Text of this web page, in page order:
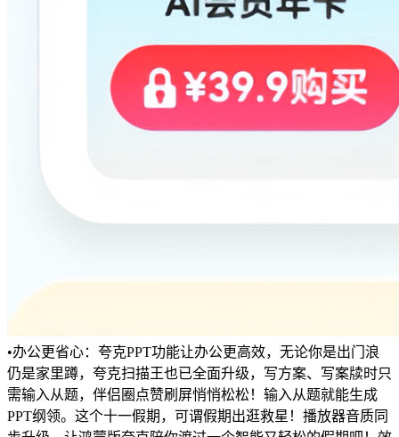
•办公更省心：夸克PPT功能让办公更高效，无论你是出门浪
仍是家里蹲，夸克扫描王也已全面升级，写方案、写案牍时只
需输入从题，伴侣圈点赞刷屏悄悄松松！输入从题就能生成
PPT纲领。这个十一假期，可谓假期出逛救星！播放器音质同